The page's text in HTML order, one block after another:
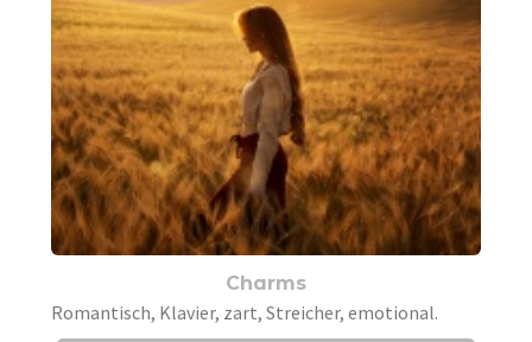
Charms
Romantisch, Klavier, zart, Streicher, emotional.